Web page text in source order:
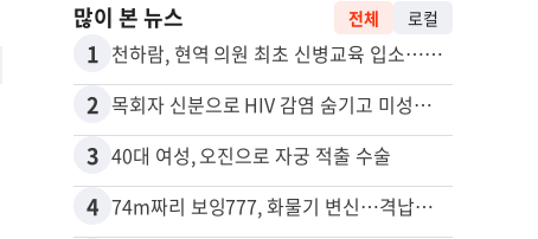
많이 본 뉴스 전체 로컬
1 천하람, 현역 의원 최초 신병교육 입소…논산서 2박3일 생활
2 목회자 신분으로 HIV 감염 숨기고 미성년자와 성관계
3 40대 여성, 오진으로 자궁 적출 수술
4 74m짜리 보잉777, 화물기 변신…격납고서 ‘보물’ 찾는 인천공항